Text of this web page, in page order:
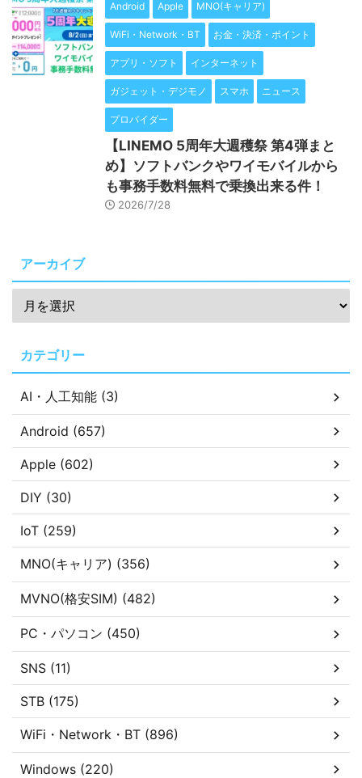
Android Apple MNO(キャリア)
WiFi・Network・BT お金・決済・ポイント
アプリ・ソフト インターネット
ガジェット・デジモノ スマホ ニュース
プロバイダー
【LINEMO 5周年大週穫祭 第4弾まと
め】ソフトバンクやワイモバイルから
も事務手数料無料で乗換出来る件！
2026/7/28
アーカイブ
カテゴリー
AI・人工知能 (3)
Android (657)
Apple (602)
DIY (30)
IoT (259)
MNO(キャリア) (356)
MVNO(格安SIM) (482)
PC・パソコン (450)
SNS (11)
STB (175)
WiFi・Network・BT (896)
Windows (220)